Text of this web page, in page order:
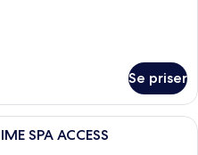
Se priser
Bad | Dusj, regndusjhode, hårføner
SPA ACCESS